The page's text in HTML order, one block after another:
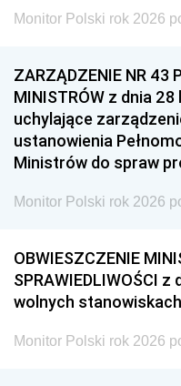
Monitor Polski rok 2026
ZARZĄDZENIE NR 43
MINISTRÓW z dnia 28
uchylające
ustanowienia
Ministrów do spraw
Monitor Polski rok 2026
OBWIESZCZENIE
SPRAWIEDLIWOŚCI
wolnych
Monitor Polski rok 2026